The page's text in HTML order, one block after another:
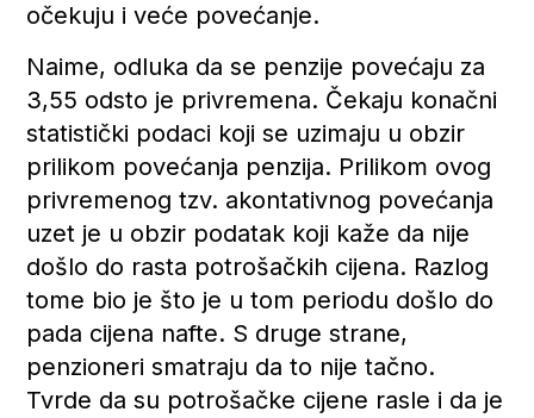
očekuju i veće povećanje.
Naime, odluka da se penzije povećaju za
3,55 odsto je privremena. Čekaju konačni
statistički podaci koji se uzimaju u obzir
prilikom povećanja penzija. Prilikom ovog
privremenog tzv. akontativnog povećanja
uzet je u obzir podatak koji kaže da nije
došlo do rasta potrošačkih cijena. Razlog
tome bio je što je u tom periodu došlo do
pada cijena nafte. S druge strane,
penzioneri smatraju da to nije tačno.
Tvrde da su potrošačke cijene rasle i da je